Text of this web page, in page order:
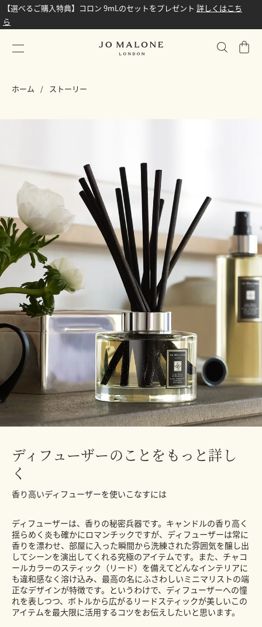
【選べるご購入特典】コロン 9mLのセットをプレゼント 詳しくはこち
ら
シ
ホーム ストーリー
ディフューザーのことをもっと詳し
く
香り高いディフューザーを使いこなすには
ディフューザーは、香りの秘密兵器です。キャンドルの香り高く
揺らめく炎も確かにロマンチックですが、ディフューザーは常に
香りを漂わせ、部屋に入った瞬間から洗練された雰囲気を醸し出
してシーンを演出してくれる究極のアイテムです。また、チャコ
ールカラーのスティック（リード）を備えてどんなインテリアに
も違和感なく溶け込み、最高の名にふさわしいミニマリストの端
正なデザインが特徴です。というわけで、ディフューザーへの憧
れを表しつつ、ボトルから広がるリードスティックが美しいこの
アイテムを最大限に活用するコツをお伝えしたいと思います。